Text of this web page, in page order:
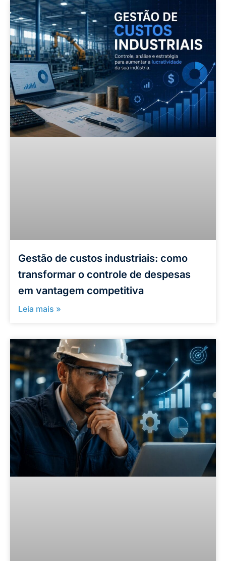
Gestão de custos industriais: como
transformar o controle de despesas
em vantagem competitiva
Leia mais »